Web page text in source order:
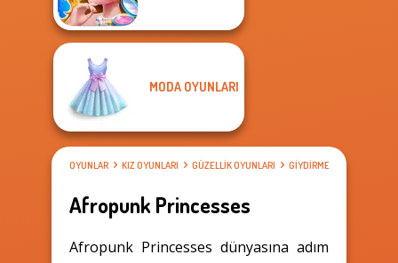
MODA OYUNLARI
OYUNLAR KIZ OYUNLARI GÜZELLIK OYUNLARI GIYDIRME OYUNLARI
Afropunk Princesses
Afropunk Princesses dünyasına adım